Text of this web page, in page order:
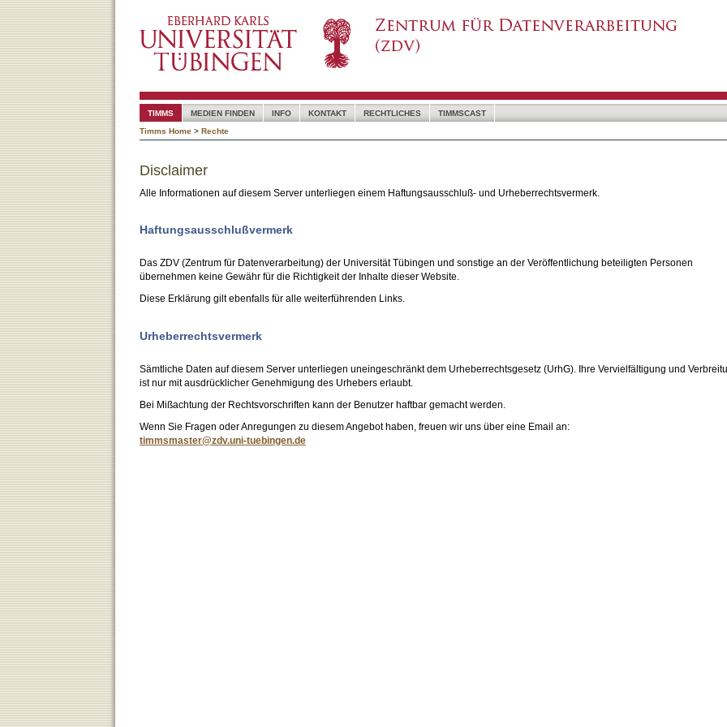
TIMMS MEDIEN FINDEN INFO KONTAKT RECHTLICHES
TIMMSCAST
Timms Home > Rechte
Disclaimer
Alle Informationen auf diesem Server unterliegen einem Haftungsausschluß- und Urheberrechtsvermerk.
Haftungsausschlußvermerk
Das ZDV (Zentrum für Datenverarbeitung) der Universität Tübingen und sonstige an der Veröffentlichung beteiligten Personen
übernehmen keine Gewähr für die Richtigkeit der Inhalte dieser Website.
Diese Erklärung gilt ebenfalls für alle weiterführenden Links.
Urheberrechtsvermerk
Sämtliche Daten auf diesem Server unterliegen uneingeschränkt dem Urheberrechtsgesetz (UrhG). Ihre Vervielfältigung und
ist nur mit ausdrücklicher Genehmigung des Urhebers erlaubt.
Bei Mißachtung der Rechtsvorschriften kann der Benutzer haftbar gemacht werden.
Wenn Sie Fragen oder Anregungen zu diesem Angebot haben, freuen wir uns über eine Email an:
timmsmaster@zdv.uni-tuebingen.de